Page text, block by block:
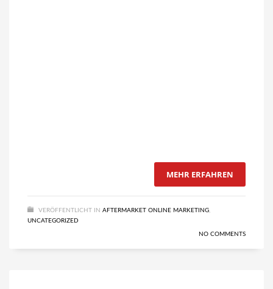
MEHR ERFAHREN
VERÖFFENTLICHT IN AFTERMARKET ONLINE MARKETING
UNCATEGORIZED
NO COMMENTS